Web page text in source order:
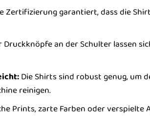
Zertifizierung garantiert, dass die
an der Schulter lassen
Die Shirts sind robust genug, um
reinigen.
Prints, zarte Farben oder verspielte